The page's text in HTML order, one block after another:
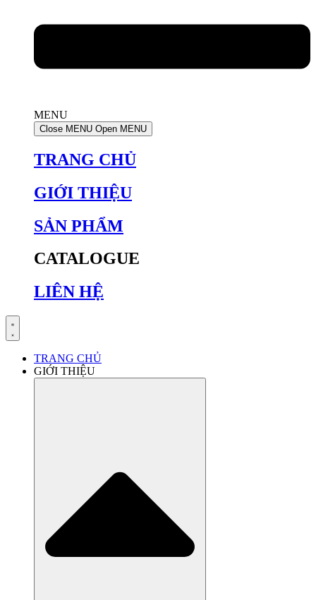
MENU
Close MENU Open MENU
TRANG CHỦ
GIỚI THIỆU
SẢN PHẨM
CATALOGUE
LIÊN HỆ
TRANG CHỦ
GIỚI THIỆU